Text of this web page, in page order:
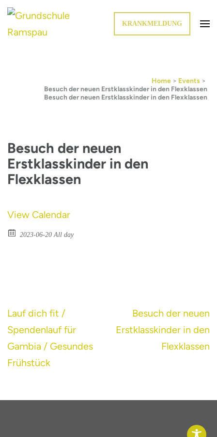
KRANKMELDUNG
Home > Events >
Besuch der neuen Erstklasskinder in den Flexklassen
Besuch der neuen Erstklasskinder in den Flexklassen
Besuch der neuen
Erstklasskinder in den
Flexklassen
View Calendar
2023-06-20 All day
Beitragsnavigation
Lauf dich fit /
Spendenlauf für
Gambia / Gesundes
Frühstück
Besuch der neuen
Erstklasskinder in den
Flexklassen